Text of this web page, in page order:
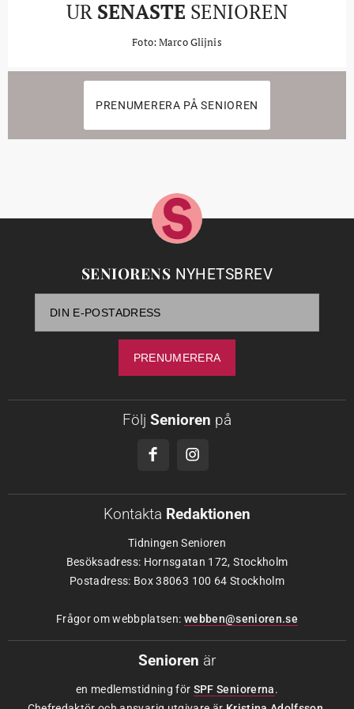
UR SENASTE SENIOREN
Foto: Marco Glijnis
PRENUMERERA PÅ SENIOREN
SENIORENS NYHETSBREV
Följ Senioren på
Kontakta Redaktionen
Tidningen Senioren
Besöksadress: Hornsgatan 172, Stockholm
Postadress: Box 38063 100 64 Stockholm
Frågor om webbplatsen: webben@senioren.se
Senioren är
en medlemstidning för SPF Seniorerna.